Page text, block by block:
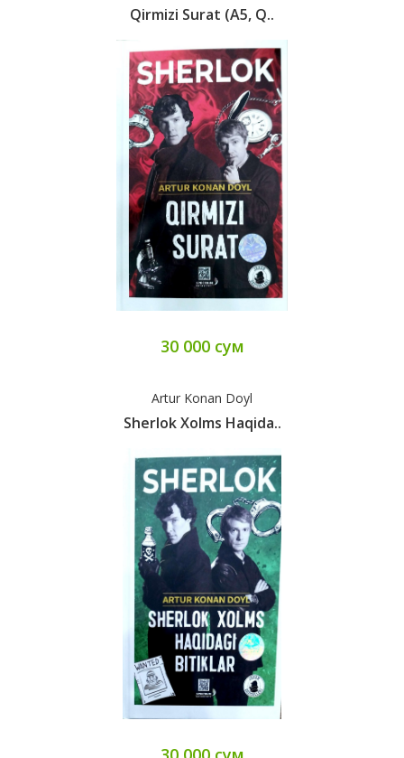
Qirmizi Surat (А5, Q..
30 000 сум
Artur Konan Doyl
Sherlok Xolms Haqida..